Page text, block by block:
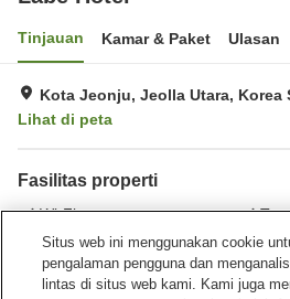
Tinjauan Kamar & Paket Ulasan
Kota Jeonju, Jeolla Utara, Korea
Lihat di peta
Fasilitas properti
Wi-Fi
Gym / Klub kebugaran
Beranda Korea Selatan Jeolla Utara
Situs web ini menggunakan cookie
pengalaman pengguna dan
lintas di situs web kami. Kami juga